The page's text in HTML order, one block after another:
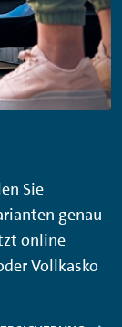
Sie
genau
online
Vollkasko